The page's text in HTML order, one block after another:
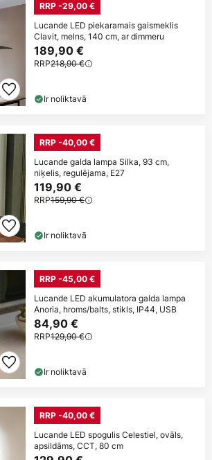
RRP -29,00 €
Lucande LED piekaramais gaismeklis
Clavit, melns, 140 cm, ar dimmeru
189,90 €
RRP218,90 €
Ir noliktavā
RRP -40,00 €
Lucande galda lampa Silka, 93 cm,
niķelis, regulējama, E27
119,90 €
RRP159,90 €
Ir noliktavā
RRP -45,00 €
Lucande LED akumulatora galda lampa
Anoria, hroms/balts, stikls, IP44, USB
84,90 €
RRP129,90 €
Ir noliktavā
RRP -40,00 €
Lucande LED spogulis Celestiel, ovāls,
apsildāms, CCT, 80 cm